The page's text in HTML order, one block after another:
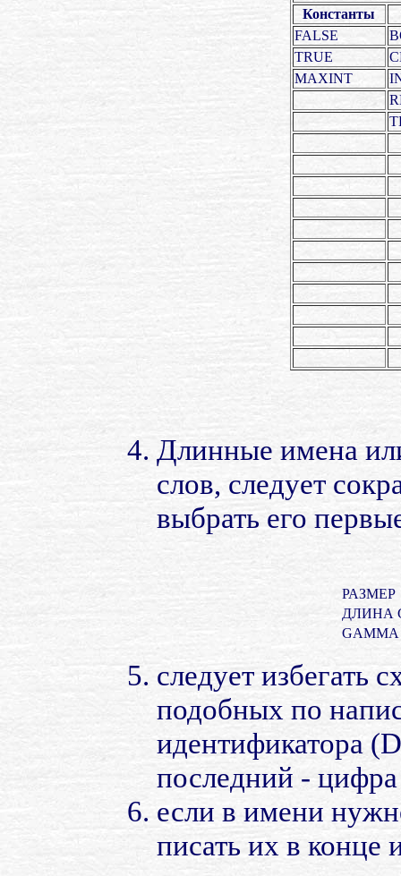
Константы
FALSE
TRUE
MAXINT
Длинные имена
слов, следует
выбрать его
РАЗМЕР
ДЛИНА
GAMMA
следует
подобных по
идентификатора
последний -
если в имени
писать их в конце